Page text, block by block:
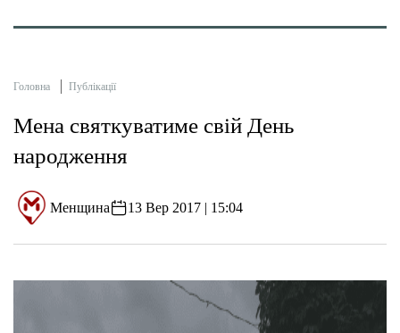
Головна Публікації
Мена святкуватиме свій День
народження
Менщина 13 Вер 2017 | 15:04